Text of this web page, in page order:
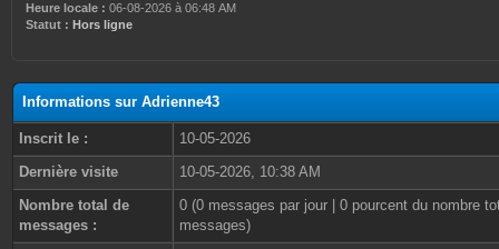
Heure locale : 06-08-2026 à 06:48 AM
Statut : Hors ligne
Informations sur Adrienne43
Inscrit le :
10-05-2026
Dernière visite
10-05-2026, 10:38 AM
Nombre total de
messages :
0 (0 messages par jour | 0 pourcent du nombre
messages)